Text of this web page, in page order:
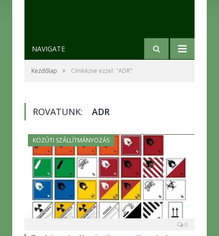
NAVIGATE
Kezdőlap » Címkézve ezzel: "ADR"
ROVATUNK: ADR
KÖZÚTI SZÁLLÍTMÁNYOZÁS
0